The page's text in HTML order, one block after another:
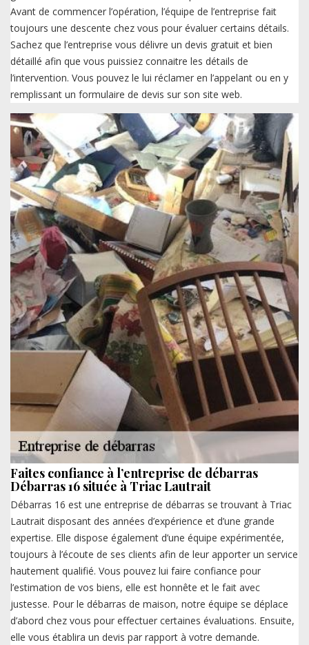
Avant de commencer l’opération, l’équipe de l’entreprise fait
toujours une descente chez vous pour évaluer certains détails.
Sachez que l’entreprise vous délivre un devis gratuit et bien
détaillé afin que vous puissiez connaitre les détails de
l’intervention. Vous pouvez le lui réclamer en l’appelant ou en y
remplissant un formulaire de devis sur son site web.
Faites confiance à l’entreprise de débarras
Débarras 16 située à Triac Lautrait
Débarras 16 est une entreprise de débarras se trouvant à Triac
Lautrait disposant des années d’expérience et d’une grande
expertise. Elle dispose également d’une équipe expérimentée,
toujours à l’écoute de ses clients afin de leur apporter un service
hautement qualifié. Vous pouvez lui faire confiance pour
l’estimation de vos biens, elle est honnête et le fait avec
justesse. Pour le débarras de maison, notre équipe se déplace
d’abord chez vous pour effectuer certaines évaluations. Ensuite,
elle vous établira un devis par rapport à votre demande.